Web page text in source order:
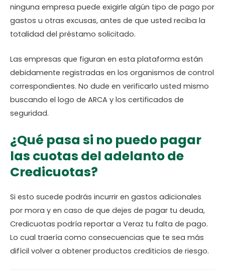
ninguna empresa puede exigirle algún tipo de pago por
gastos u otras excusas, antes de que usted reciba la
totalidad del préstamo solicitado.
Las empresas que figuran en esta plataforma están
debidamente registradas en los organismos de control
correspondientes. No dude en verificarlo usted mismo
buscando el logo de ARCA y los certificados de
seguridad.
¿Qué pasa si no puedo pagar
las cuotas del adelanto de
Credicuotas?
Si esto sucede podrás incurrir en gastos adicionales
por mora y en caso de que dejes de pagar tu deuda,
Credicuotas podría reportar a Veraz tu falta de pago.
Lo cual traería como consecuencias que te sea más
difícil volver a obtener productos crediticios de riesgo.